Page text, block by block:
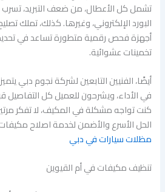
تشمل كل الأعطال، من ضعف التبريد، تسرب
البورد الإلكتروني، وغيرها. كذلك، تملك
أجهزة فحص رقمية متطورة تساعد في
تخمينات عشوائية.
أيضًا، الفنيين التابعين لشركة نجوم دبي
في الأداء، ويشرحون للعميل كل التفاصيل
كنت تواجه مشكلة في المكيف، لا تفكر
الحل الأسرع والأضمن لخدمة اصلاح
مظلات سيارات في دبي
تنظيف مكيفات في أم القيوين